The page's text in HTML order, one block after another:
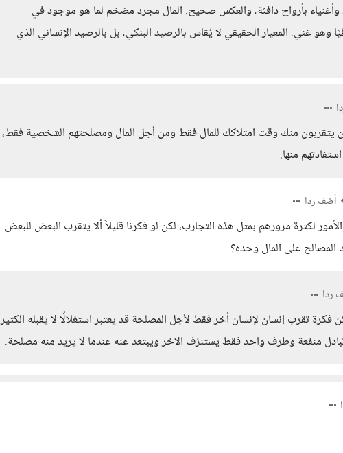
وأغنياء بأرواح دافئة، والعكس صحيح. المال مجرد مضخم لما هو موجود في
غني. المعيار الحقيقي لا يُقاس بالرصيد البنكي، بل بالرصيد الإنساني الذي
يتقربون منك وقت امتلاكك للمال فقط ومن أجل المال ومصلحتهم الشخصية فقط،
منها.
أضف ردا
لكثرة مرورهم بمثل هذه التجارب، لكن لو فكرنا قليلاً ألا يتقرب البعض للبعض
على المال وحده؟
ردا
تقرب إنسان لإنسان أخر فقط لأجل المصلحة قد يعتبر استغلالًا لا يقبله الكثير
منفعة وطرف واحد فقط يستنزف الاخر ويبتعد عنه عندما لا يريد منه مصلحة.